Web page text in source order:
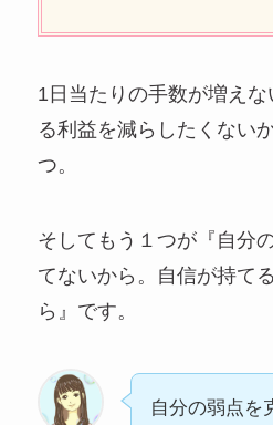
1日当たりの手数が増え
る利益を減らしたくない
つ。
そしてもう１つが『自分
てないから。自信が持て
ら』です。
自分の弱点を